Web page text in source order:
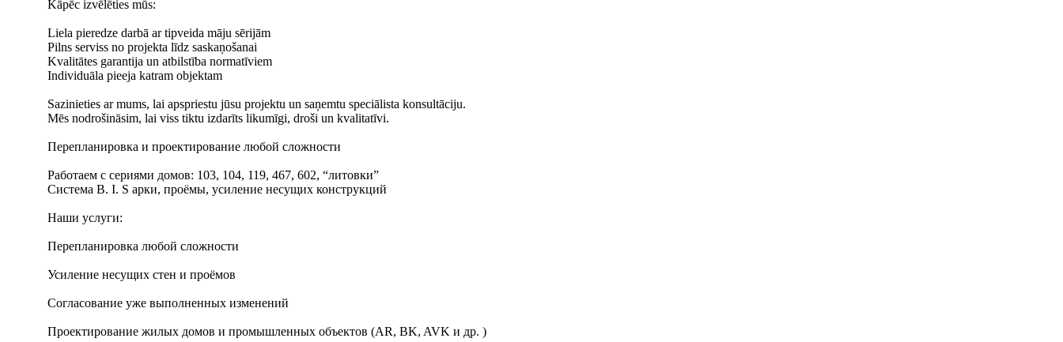
Kāpēc izvēlēties mūs:
Liela pieredze darbā ar tipveida māju sērijām
Pilns serviss no projekta līdz saskaņošanai
Kvalitātes garantija un atbilstība normatīviem
Individuāla pieeja katram objektam
Sazinieties ar mums, lai apspriestu jūsu projektu un saņemtu speciālista konsultāciju.
Mēs nodrošināsim, lai viss tiktu izdarīts likumīgi, droši un kvalitatīvi.
Перепланировка и проектирование любой сложности
Работаем с сериями домов: 103, 104, 119, 467, 602, “литовки”
Система B. I. S арки, проёмы, усиление несущих конструкций
Наши услуги:
Перепланировка любой сложности
Усиление несущих стен и проёмов
Согласование уже выполненных изменений
Проектирование жилых домов и промышленных объектов (AR, BK, AVK и др. )